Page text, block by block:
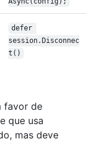
defer
session.Disconnec
t()
favor de
que usa
mas deve